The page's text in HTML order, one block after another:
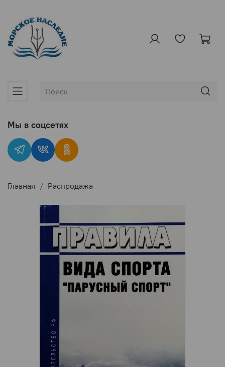
Главная Распродажа
Мы в соцсетях